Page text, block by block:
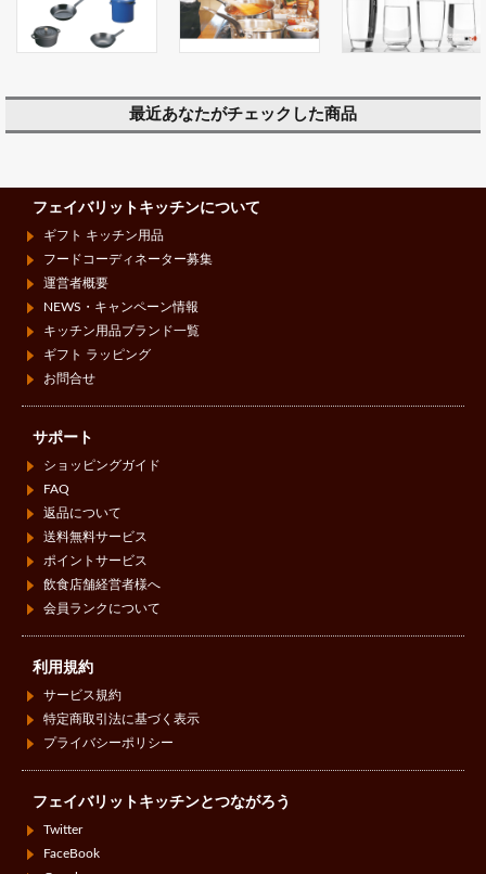
最近あなたがチェックした商品
フェイバリットキッチンについて
ギフト キッチン用品
フードコーディネーター募集
運営者概要
NEWS・キャンペーン情報
キッチン用品ブランド一覧
ギフト ラッピング
お問合せ
サポート
ショッピングガイド
FAQ
返品について
送料無料サービス
ポイントサービス
飲食店舗経営者様へ
会員ランクについて
利用規約
サービス規約
特定商取引法に基づく表示
プライバシーポリシー
フェイバリットキッチンとつながろう
Twitter
FaceBook